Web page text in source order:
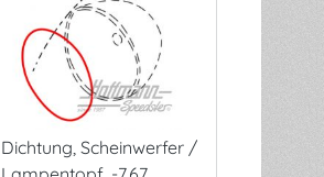
Dichtung, Scheinwerfer /